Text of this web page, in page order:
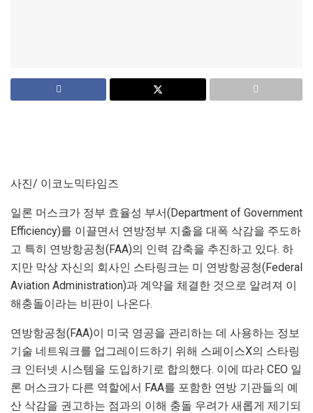
사진/ 이코노믹타임즈
일론 머스크가 정부 효율성 부서(Department of Government
Efficiency)를 이끌면서 연방정부 지출을 대폭 삭감을 주도하
고 특히 연방항공청(FAA)의 인력 감축을 추진하고 있다. 하
지만 막상 자신의 회사인 스타링크는 미 연방항공청(Federal
Aviation Administration)과 계약을 체결한 것으로 알려져 이
해충돌이라는 비판이 나온다.
연방항공청(FAA)이 미국 영공을 관리하는 데 사용하는 정보
기술 네트워크를 업그레이드하기 위해 스페이스X의 스타링
크 인터넷 시스템을 도입하기로 합의했다. 이에 따라 CEO 일
론 머스크가 다른 역할에서 FAA를 포함한 연방 기관들의 예
산 삭감을 권고하는 점과의 이해 충돌 우려가 새롭게 제기되